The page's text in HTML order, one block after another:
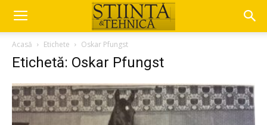
Acasă Etichete Oskar Pfungst
Etichetă: Oskar Pfungst